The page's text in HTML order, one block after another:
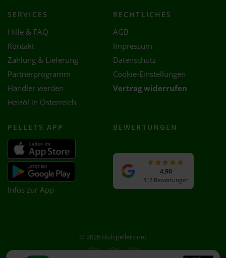
SERVICES
Hilfe & FAQ
Kontakt
Zahlung & Lieferung
Partnerprogramm
Händler werden
Heizöl in Österreich
RECHTLICHES
AGB
Impressum
Datenschutz
Cookie-Einstellungen
Vertrag widerrufen
PELLETS APP
Infos zur App
BEWERTUNGEN
4,90
317 Bewertungen
© 2026 Holzpellets.net